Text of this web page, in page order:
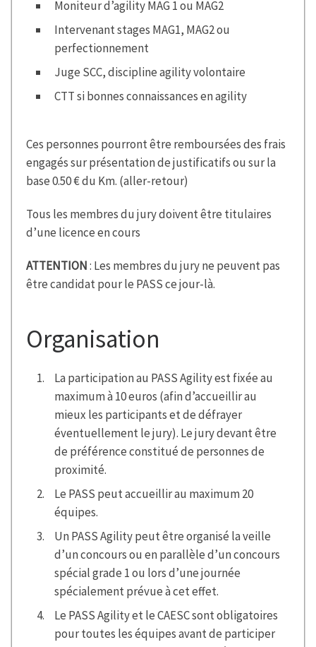
Moniteur d’agility MAG 1 ou MAG2
Intervenant stages MAG1, MAG2 ou
perfectionnement
Juge SCC, discipline agility volontaire
CTT si bonnes connaissances en agility
Ces personnes pourront être remboursées des frais
engagés sur présentation de justificatifs ou sur la
base 0.50 € du Km. (aller-retour)
Tous les membres du jury doivent être titulaires
d’une licence en cours
ATTENTION: Les membres du jury ne peuvent pas
être candidat pour le PASS ce jour-là.
Organisation
La participation au PASS Agility est fixée au
maximum à 10 euros (afin d’accueillir au
mieux les participants et de défrayer
éventuellement le jury). Le jury devant être
de préférence constitué de personnes de
proximité.
Le PASS peut accueillirau maximum 20
équipes.
Un PASS Agility peut être organisé la veille
d’un concours ou en parallèle d’un concours
spécial grade 1 ou lors d’une journée
spécialement prévue à cet effet.
Le PASS Agility et le CAESC sont obligatoires
pour toutes les équipes avant de participer